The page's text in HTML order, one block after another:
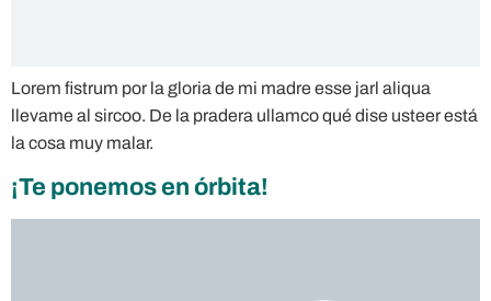
Lorem fistrum por la gloria de mi madre esse jarl aliqua
llevame al sircoo. De la pradera ullamco qué dise usteer está
la cosa muy malar.
¡Te ponemos en órbita!